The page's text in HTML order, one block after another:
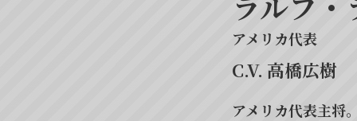
アメリカ代表
高橋広樹
アメリカ代表主将
スイス代表
興津和幸
世界ランク2位の